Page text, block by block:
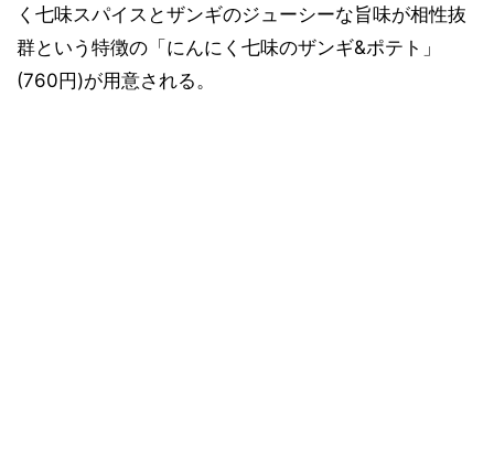
く七味スパイスとザンギのジューシーな旨味が相性抜
群という特徴の「にんにく七味のザンギ&ポテト」
(760円)が用意される。